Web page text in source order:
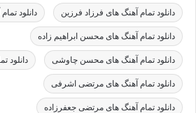
دانلود تمام آهنگ های فرزاد فرزین دانلود
دانلود تمام آهنگ های محسن ابراهیم زاده
دانلود تمام آهنگ های محسن چاوشی دانلود
دانلود تمام آهنگ های مرتضی اشرفی
دانلود تمام آهنگ های مرتضی جعفرزاده